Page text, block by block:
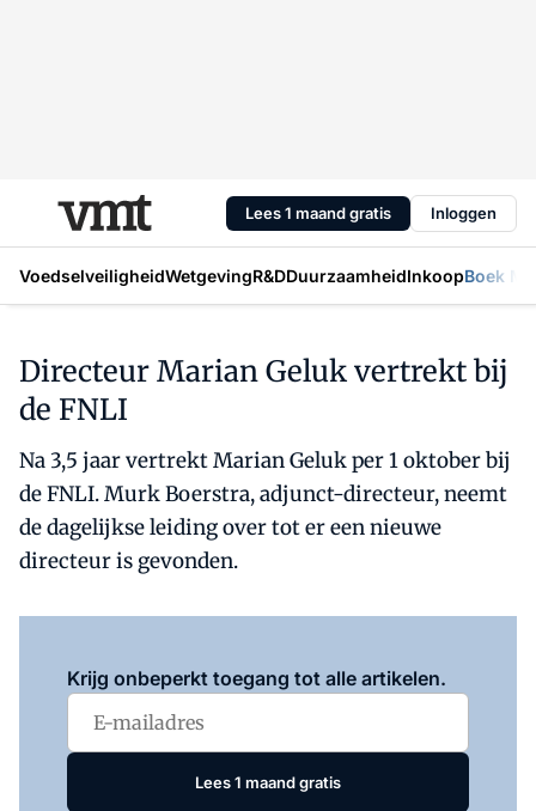
Lees 1 maand gratis Inloggen
VoedselveiligheidWetgevingR&DDuurzaamheidInkoopBoek
Directeur Marian Geluk vertrekt bij
de FNLI
Na 3,5 jaar vertrekt Marian Geluk per 1 oktober bij
de FNLI. Murk Boerstra, adjunct-directeur, neemt
de dagelijkse leiding over tot er een nieuwe
directeur is gevonden.
Krijg onbeperkt toegang tot alle artikelen.
Lees 1 maand gratis